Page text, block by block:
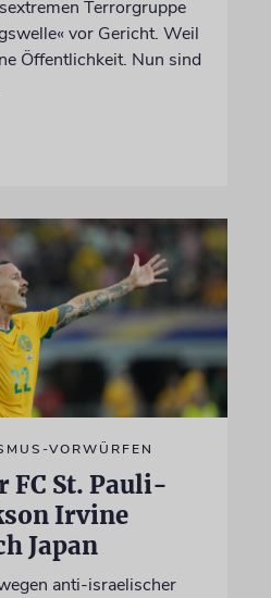
Terrorgruppe
vor Gericht. Weil
Öffentlichkeit. Nun sind
VORWÜRFEN
St. Pauli-
Irvine
Japan
anti-israelischer